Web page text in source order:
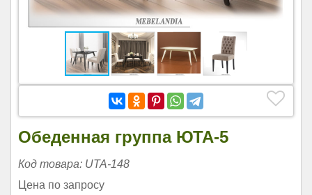
Обеденная группа ЮТА-5
Код товара: UTA-148
Цена по запросу